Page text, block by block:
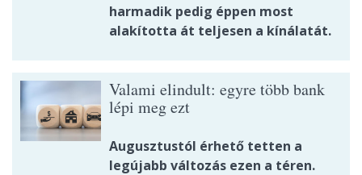
harmadik pedig éppen most
alakította át teljesen a kínálatát.
Valami elindult: egyre több bank
lépi meg ezt
Augusztustól érhető tetten a
legújabb változás ezen a téren.